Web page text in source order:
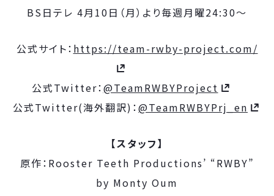
BS日テレ 4月10日（月）より毎週月曜24:30～
公式サイト： https://team-rwby-project.com/
公式Twitter：@TeamRWBYProject
公式Twitter(海外翻訳)：@TeamRWBYPrj_en
【スタッフ】
原作：Rooster Teeth Productions’ “RWBY”
by Monty Oum